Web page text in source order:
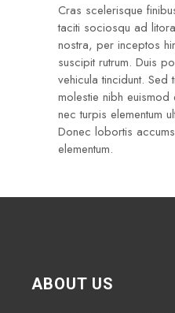
Cras scelerisque
taciti sociosqu ad
nostra, per inceptos
suscipit rutrum. Duis
vehicula tincidunt. Sed
molestie nibh
nec turpis elementum
Donec lobortis
elementum.
ABOUT US